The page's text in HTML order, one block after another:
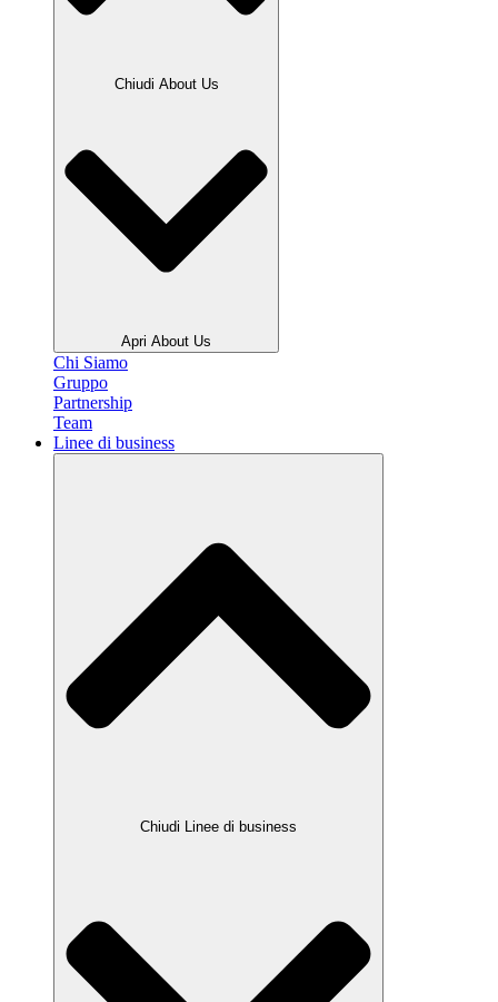
Chiudi About Us
Apri About Us
Chi Siamo
Gruppo
Partnership
Team
Linee di business
Chiudi Linee di business